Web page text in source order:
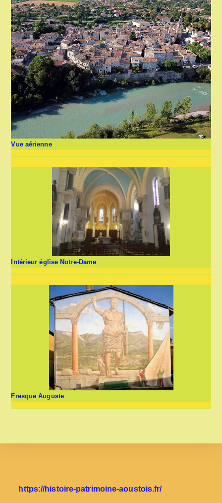
Vue aérienne
Intérieur église Notre-Dame
Fresque Auguste
https://histoire-patrimoine-aoustois.fr/